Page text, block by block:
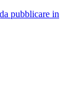
pubblicare in